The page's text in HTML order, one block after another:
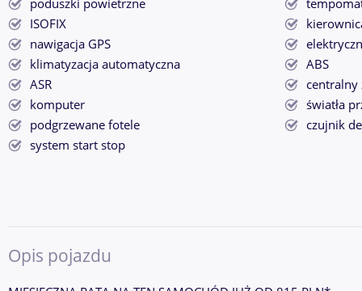
poduszki powietrzne
ISOFIX
nawigacja GPS
klimatyzacja automatyczna
ABS
ASR
centralny
komputer
światła
podgrzewane fotele
czujnik
system start stop
Opis pojazdu